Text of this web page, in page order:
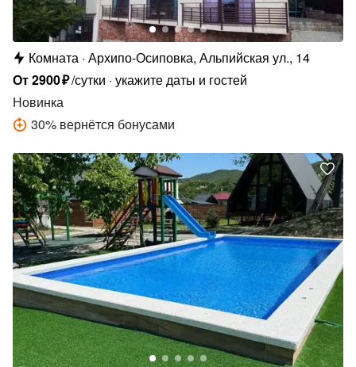
Комната Архипо-Осиповка, Альпийская ул., 14
От2900₽/сутки укажите даты и гостей
Новинка
30% вернётся бонусами